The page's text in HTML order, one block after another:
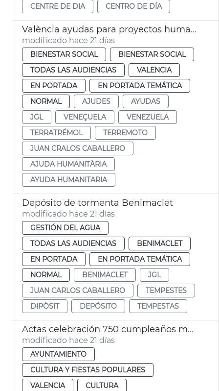
CENTRE DE DIA
CENTRO DE DÍA
València ayudas para proyectos humanitarios en Venezuela
modificado hace 21 días
BIENESTAR SOCIAL
BIENESTAR SOCIAL
TODAS LAS AUDIENCIAS
VALENCIA
EN PORTADA
EN PORTADA TEMÁTICA
NORMAL
AJUDES
AYUDAS
JGL
VENEÇUELA
VENEZUELA
TERRATRÉMOL
TERREMOTO
JUAN CRALOS CABALLERO
AJUDA HUMANITÀRIA
AYUDA HUMANITARIA
Depósito de tormenta Benimaclet
modificado hace 21 días
GESTIÓN DEL AGUA
TODAS LAS AUDIENCIAS
BENIMACLET
EN PORTADA
EN PORTADA TEMÁTICA
NORMAL
BENIMACLET
JGL
JUAN CARLOS CABALLERO
TEMPESTES
DIPÒSIT
DEPÓSITO TEMPESTAS
Actas celebración 750 cumpleaños muerto Jaime I València
modificado hace 21 días
AYUNTAMIENTO
CULTURA Y FIESTAS POPULARES
VALENCIA
CULTURA